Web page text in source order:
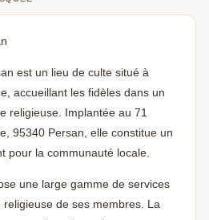
est un lieu de culte situé à
accueillant les fidèles dans un
religieuse. Implantée au 71
95340 Persan, elle constitue un
pour la communauté locale.
une large gamme de services
de ses membres. La